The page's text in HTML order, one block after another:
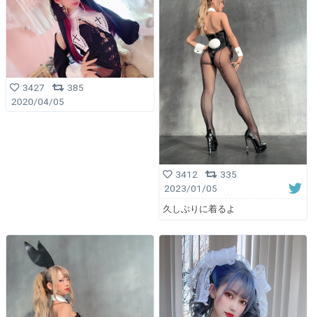
3427
385
2020/04/05
3412
335
2023/01/05
久しぶりに着るよ